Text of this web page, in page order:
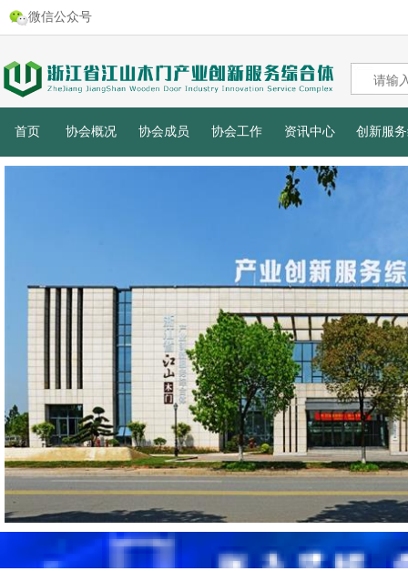
微信公众号
首页 协会概况 协会成员 协会工作 资讯中心 创新服